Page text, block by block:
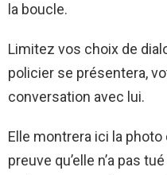
la boucle.
Limitez vos choix de
policier se présentera,
conversation avec lui.
Elle montrera ici la
preuve qu’elle n’a pas